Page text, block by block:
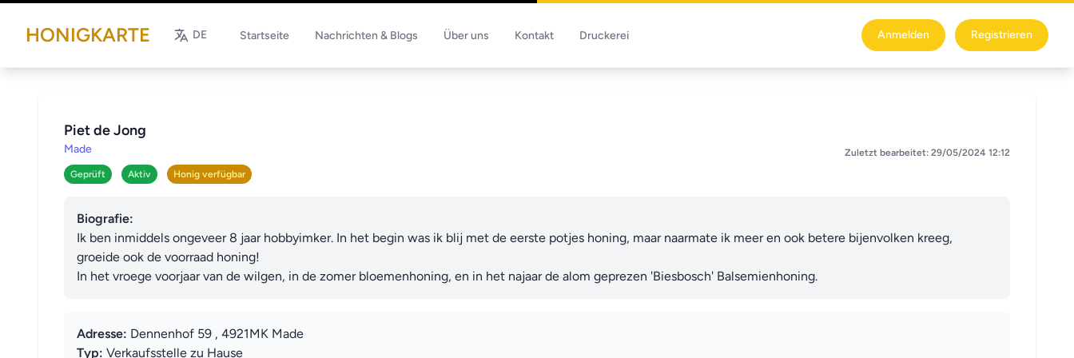
HONIGKARTE DE Startseite Nachrichten & Blogs Über uns Kontakt Druckerei Anmelden Registrieren
Piet de Jong
Made
Geprüft Aktiv Honig verfügbar
Zuletzt bearbeitet: 29/05/2024 12:12
Biografie:
Ik ben inmiddels ongeveer 8 jaar hobbyimker. In het begin was ik blij met de eerste potjes honing, maar naarmate ik meer en ook betere bijenvolken kreeg,
groeide ook de voorraad honing!
In het vroege voorjaar van de wilgen, in de zomer bloemenhoning, en in het najaar de alom geprezen 'Biesbosch' Balsemienhoning.
Adresse: Dennenhof 59 , 4921MK Made
Typ: Verkaufsstelle zu Hause